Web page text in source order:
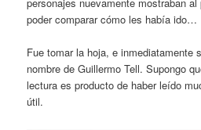
poder comparar cómo les había ido…
Fue tomar la hoja, e inmediatamente
nombre de Guillermo Tell. Supongo
lectura es producto de haber leído
útil.